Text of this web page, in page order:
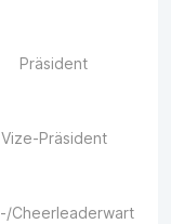
Präsident
Vize-Präsident
Cheerleaderwart